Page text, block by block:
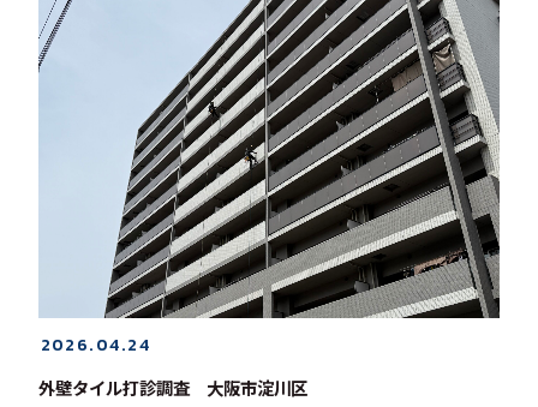
2026.04.24
外壁タイル打診調査 大阪市淀川区